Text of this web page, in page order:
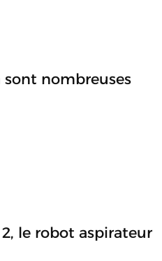
sont nombreuses
le robot aspirateur